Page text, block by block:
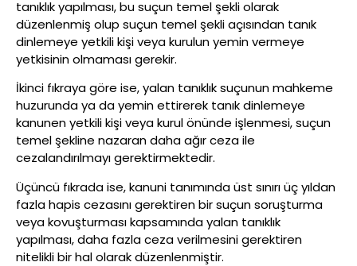
tanıklık yapılması, bu suçun temel şekli olarak
düzenlenmiş olup suçun temel şekli açısından tanık
dinlemeye yetkili kişi veya kurulun yemin vermeye
yetkisinin olmaması gerekir.
İkinci fıkraya göre ise, yalan tanıklık suçunun mahkeme
huzurunda ya da yemin ettirerek tanık dinlemeye
kanunen yetkili kişi veya kurul önünde işlenmesi, suçun
temel şekline nazaran daha ağır ceza ile
cezalandırılmayı gerektirmektedir.
Üçüncü fıkrada ise, kanuni tanımında üst sınırı üç yıldan
fazla hapis cezasını gerektiren bir suçun soruşturma
veya kovuşturması kapsamında yalan tanıklık
yapılması, daha fazla ceza verilmesini gerektiren
nitelikli bir hal olarak düzenlenmiştir.